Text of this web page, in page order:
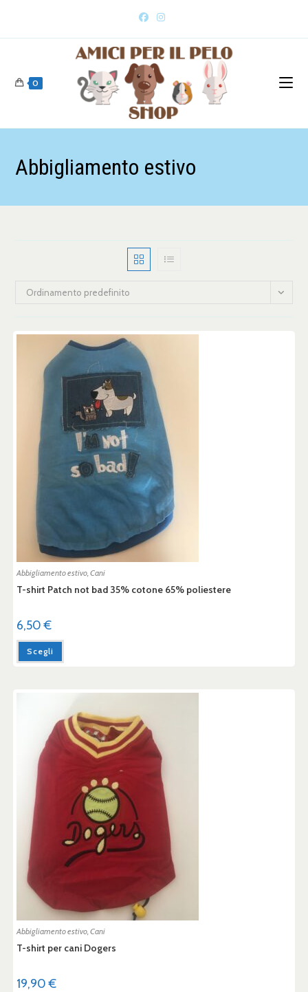
0
Abbigliamento estivo
Ordinamento predefinito
Abbigliamento estivo,Cani
T-shirt Patch not bad 35% cotone 65% poliestere
6,50€
Scegli
Abbigliamento estivo, Cani
T-shirt per cani Dogers
19,90€